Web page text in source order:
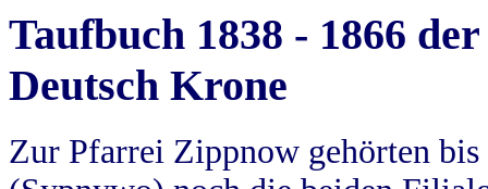
Taufbuch 1838 - 1866
Deutsch Krone
Zur Pfarrei Zippnow gehörten